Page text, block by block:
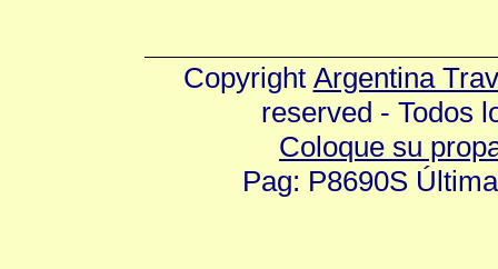
Copyright Argentina
reserved - Todos
Coloque su
Pag: P8690S